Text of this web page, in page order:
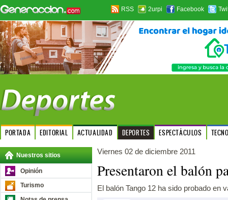
RSS 2urpi Facebook
PORTADA EDITORIAL ACTUALIDAD DEPORTES ESPECTÁCULOS
Nuestros sitios
Opinión
Turismo
Viernes 02 de diciembre 2011
Presentaron el balón
El balón Tango 12 ha sido probado en